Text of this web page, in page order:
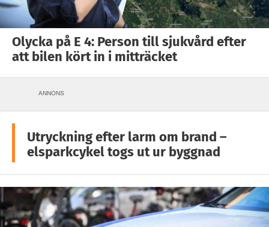
Olycka på E 4: Person till sjukvård efter
att bilen kört in i mitträcket
ANNONS
Utryckning efter larm om brand –
elsparkcykel togs ut ur byggnad